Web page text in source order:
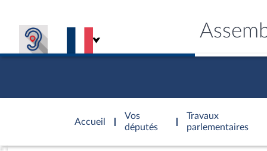
Accueil
d'accueil
Vos
députés
Travaux
parlementaires